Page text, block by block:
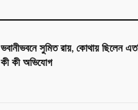
ভবানীভবনে সুমিত রায়, কোথায় ছিলেন
কী কী অভিযোগ